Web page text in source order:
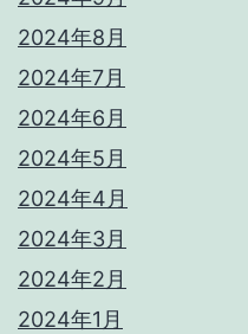
2024年8月
2024年7月
2024年6月
2024年5月
2024年4月
2024年3月
2024年2月
2024年1月